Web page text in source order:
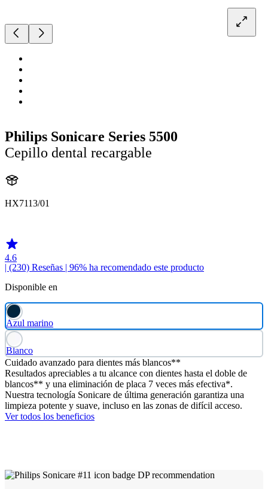
Philips Sonicare Series 5500
Cepillo dental recargable
HX7113/01
4.6
| (230) Reseñas | 96% ha recomendado este producto
Disponible en
Azul marino
Blanco
Cuidado avanzado para dientes más blancos**
Resultados apreciables a tu alcance con dientes hasta el doble de
blancos** y una eliminación de placa 7 veces más efectiva*.
Nuestra tecnología Sonicare de última generación garantiza una
limpieza potente y suave, incluso en las zonas de difícil acceso.
Ver todos los beneficios